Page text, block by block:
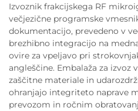
Izvoznik frakcijskega RF
večjezične programske
dokumentacijo, prevedeno v
brezhibno integracijo na
ovire za vpeljavo pri
angleščine. Embalaža za izvoz
zaščitne materiale in
ohranjajo integriteto naprave
prevozom in ročnim